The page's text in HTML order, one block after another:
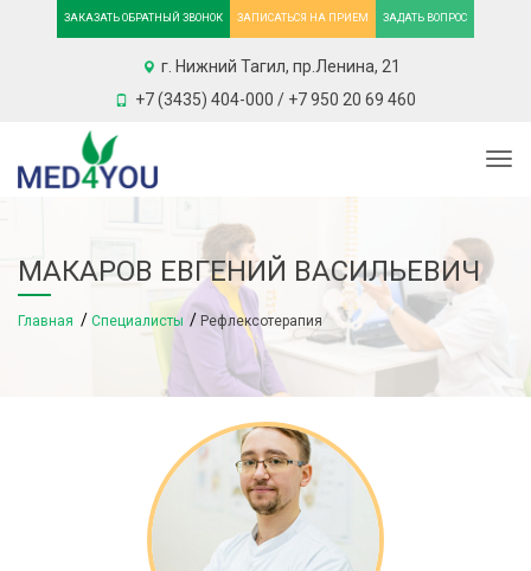
ЗАКАЗАТЬ ОБРАТНЫЙ ЗВОНОК ЗАПИСАТЬСЯ НА ПРИЕМ ЗАДАТЬ ВОПРОС
г. Нижний Тагил, пр.Ленина, 21
+7 (3435) 404-000 / +7 950 20 69 460
МАКАРОВ ЕВГЕНИЙ ВАСИЛЬЕВИЧ
Главная Специалисты Рефлексотерапия